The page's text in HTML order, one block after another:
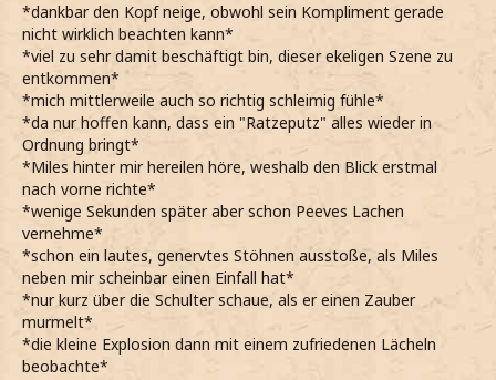
*dankbar den Kopf neige, obwohl sein Kompliment gerade
nicht wirklich beachten kann*
*viel zu sehr damit beschäftigt bin, dieser ekeligen Szene zu
entkommen*
*mich mittlerweile auch so richtig schleimig fühle*
*da nur hoffen kann, dass ein "Ratzeputz" alles wieder in
Ordnung bringt*
*Miles hinter mir hereilen höre, weshalb den Blick erstmal
nach vorne richte*
*wenige Sekunden später aber schon Peeves Lachen
vernehme*
*schon ein lautes, genervtes Stöhnen ausstoße, als Miles
neben mir scheinbar einen Einfall hat*
*nur kurz über die Schulter schaue, als er einen Zauber
murmelt*
*die kleine Explosion dann mit einem zufriedenen Lächeln
beobachte*